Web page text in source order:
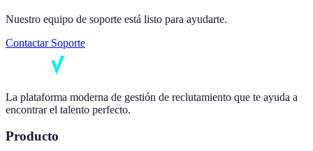
Nuestro equipo de soporte está listo para ayudarte.
Contactar Soporte
La plataforma moderna de gestión de reclutamiento que te ayuda a
encontrar el talento perfecto.
Producto